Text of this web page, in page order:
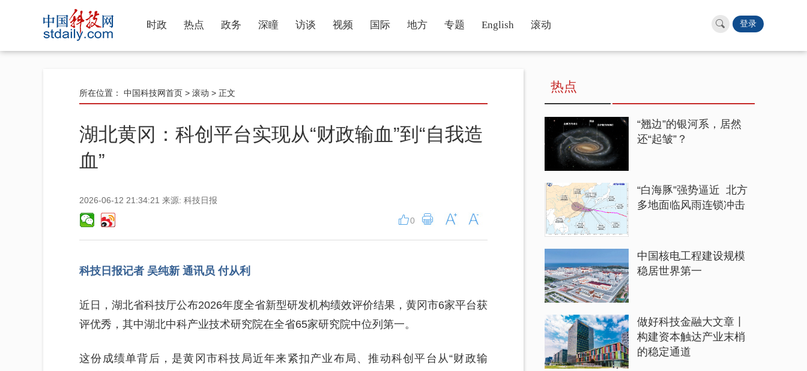
时政 热点 政务 深瞳 访谈 视频 国际 地方 专题 English 滚动 登录
所在位置： 中国科技网首页 > 滚动 > 正文
湖北黄冈：科创平台实现从“财政输血”到“自我造
血”
2026-06-12 21:34:21 来源: 科技日报
0
科技日报记者 吴纯新 通讯员 付从利
近日，湖北省科技厅公布2026年度全省新型研发机构绩效评价结果，黄冈市6家平台获
评优秀，其中湖北中科产业技术研究院在全省65家研究院中位列第一。
这份成绩单背后，是黄冈市科技局近年来紧扣产业布局、推动科创平台从“财政输
热点
“翘边”的银河系，居然
还“起皱”？
“白海豚”强势逼近 北方
多地面临风雨连锁冲击
中国核电工程建设规模
稳居世界第一
做好科技金融大文章丨
构建资本触达产业末梢
的稳定通道